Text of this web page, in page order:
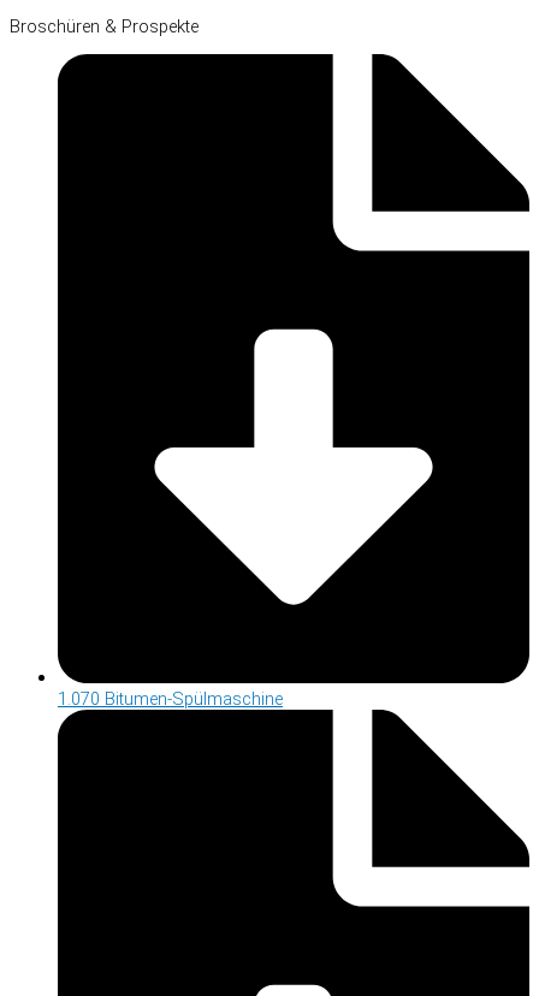
Broschüren & Prospekte
1.070 Bitumen-Spülmaschine